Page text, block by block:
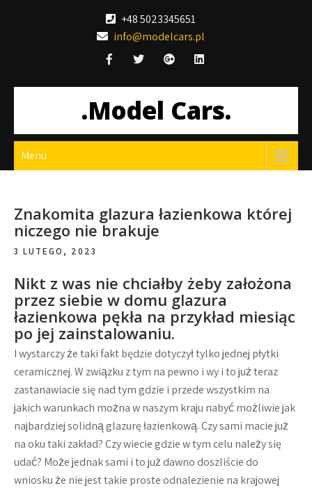
+48 5023345651
info@modelcars.pl
.Model Cars.
Menu
Znakomita glazura łazienkowa której
niczego nie brakuje
3 LUTEGO, 2023
Nikt z was nie chciałby żeby założona
przez siebie w domu glazura
łazienkowa pękła na przykład miesiąc
po jej zainstalowaniu.
I wystarczy że taki fakt będzie dotyczył tylko jednej płytki
ceramicznej. W związku z tym na pewno i wy i to już teraz
zastanawiacie się nad tym gdzie i przede wszystkim na
jakich warunkach można w naszym kraju nabyć możliwie jak
najbardziej solidną glazurę łazienkową. Czy sami macie już
na oku taki zakład? Czy wiecie gdzie w tym celu należy się
udać? Może jednak sami i to już dawno doszliście do
wniosku że nie jest takie proste odnalezienie na krajowej